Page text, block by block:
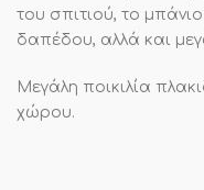
του σπιτιού, το
δαπέδου, αλλά και
Μεγάλη ποικιλία
χώρου.